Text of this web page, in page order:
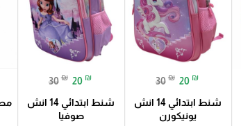
30 ₪ 20 ₪
شنط ابتدائي 14 انش
يونيكورن
30 ₪ 20 ₪
شنط ابتدائي 14 انش
صوفيا